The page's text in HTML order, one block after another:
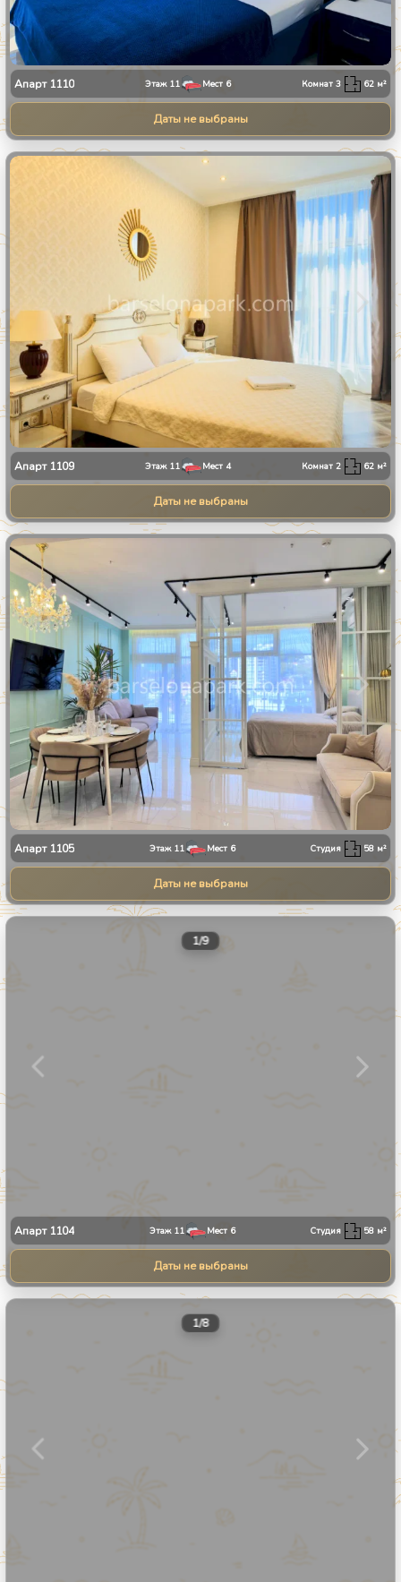
Апарт 1110 Этаж 11 Мест 6 Комнат3 62 м²
Даты не выбраны
Апарт 1109 Этаж 11 Мест 4 Комнат2 62 м²
Даты не выбраны
Апарт 1105 Этаж 11 Мест 6 Студия 58 м²
Даты не выбраны
1/9
Апарт 1104 Этаж 11 Мест 6 Студия 58 м²
Даты не выбраны
1/8